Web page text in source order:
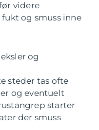
videre
og smuss inne
og
steder tas ofte
og eventuelt
starter
der smuss